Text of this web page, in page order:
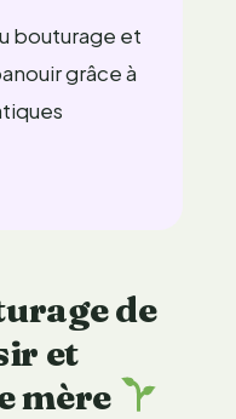
bouturage et
grâce à
de
et
mère